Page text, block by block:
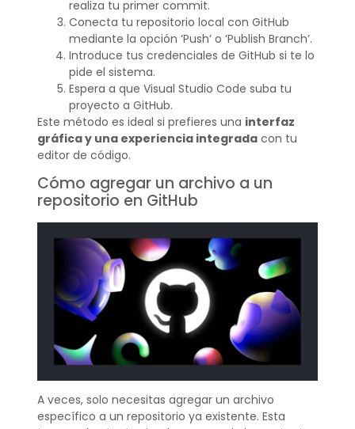
realiza tu primer commit.
Conecta tu repositorio local con GitHub
mediante la opción ‘Push’ o ‘Publish Branch’.
Introduce tus credenciales de GitHub si te lo
pide el sistema.
Espera a que Visual Studio Code suba tu
proyecto a GitHub.
Este método es ideal si prefieres una interfaz
gráfica y una experiencia integradacon tu
editor de código.
Cómo agregar un archivo a un
repositorio en GitHub
A veces, solo necesitas agregar un archivo
específico a un repositorio ya existente. Esta